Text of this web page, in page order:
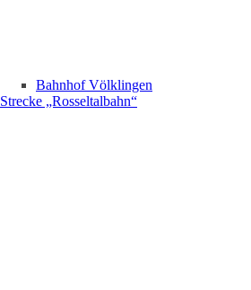
Bahnhof Völklingen
Strecke „Rosseltalbahn“